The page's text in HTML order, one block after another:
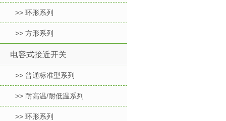
>> 环形系列
>> 方形系列
电容式接近开关
>> 普通标准型系列
>> 耐高温/耐低温系列
>> 环形系列